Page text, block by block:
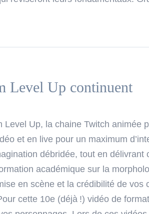
Level Up continuent
Up, la chaine Twitch animée
et en live pour un maximum
débridée, tout en
académique sur la
en scène et la crédibilité de vos
cette 10e (déjà !) vidéo de